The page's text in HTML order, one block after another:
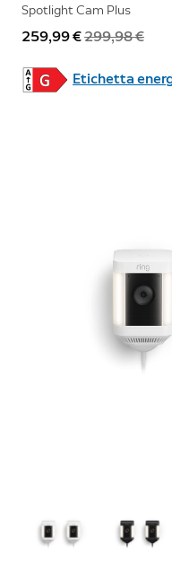
Spotlight Cam Plus
Ora
259,99 €Prima
299,98 €
Etichetta